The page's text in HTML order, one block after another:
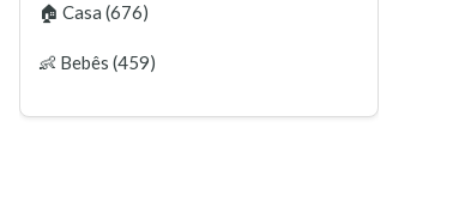
🏠 Casa (676)
👶 Bebês (459)